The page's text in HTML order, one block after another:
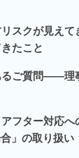
スクが見え
たこと
るご質問——理
アフター対応
」の取り扱い